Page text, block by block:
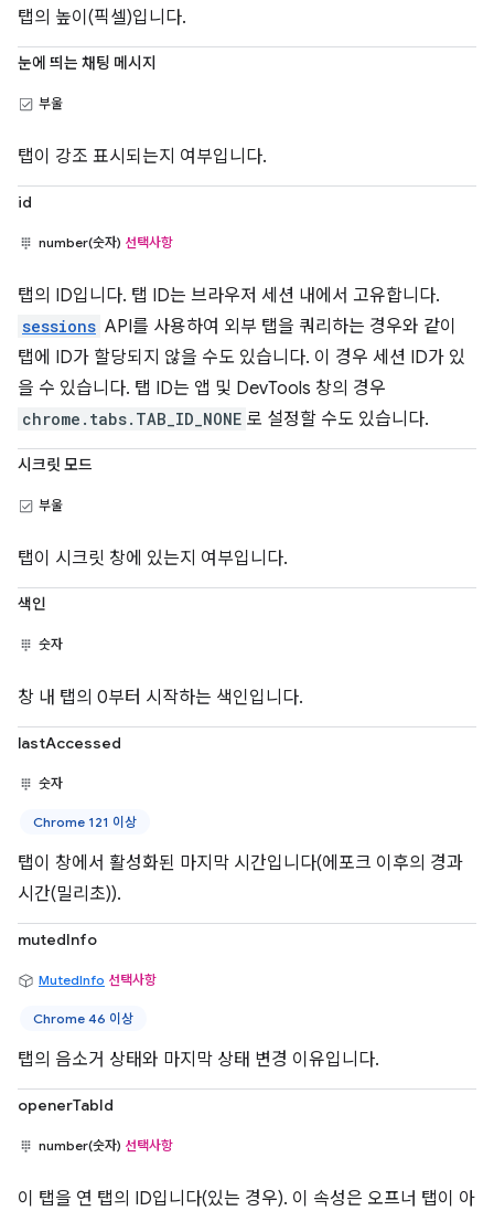
탭의 높이(픽셀)입니다.
눈에 띄는 채팅 메시지
부울
탭이 강조 표시되는지 여부입니다.
id
number(숫자) 선택사항
탭의 ID입니다. 탭 ID는 브라우저 세션 내에서 고유합니다.
sessions API를 사용하여 외부 탭을 쿼리하는 경우와 같이
탭에 ID가 할당되지 않을 수도 있습니다. 이 경우 세션 ID가 있
을 수 있습니다. 탭 ID는 앱 및 DevTools 창의 경우
chrome.tabs.TAB_ID_NONE 로 설정할 수도 있습니다.
시크릿 모드
부울
탭이 시크릿 창에 있는지 여부입니다.
색인
숫자
창 내 탭의 0부터 시작하는 색인입니다.
lastAccessed
숫자
Chrome 121 이상
탭이 창에서 활성화된 마지막 시간입니다(에포크 이후의 경과
시간(밀리초)).
mutedInfo
MutedInfo 선택사항
Chrome 46 이상
탭의 음소거 상태와 마지막 상태 변경 이유입니다.
openerTabId
number(숫자) 선택사항
이 탭을 연 탭의 ID입니다(있는 경우). 이 속성은 오프너 탭이 아